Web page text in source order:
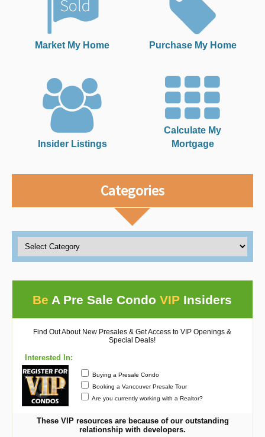
Market My Home Purchase My Home
Insider Listings
Calculate My
Mortgage
Categories
Be A Pre Sale CondoVIP Insiders
Find Out About New Presales & Get Access to VIP Openings &
Special Deals!
Interested In:
Buying a Presale Condo
Booking a Vancouver Presale Tour
Are you currently working with a Realtor?
These VIP resources are because of our outstanding
relationship with developers.